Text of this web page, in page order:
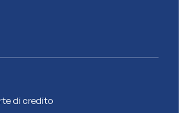
di credito